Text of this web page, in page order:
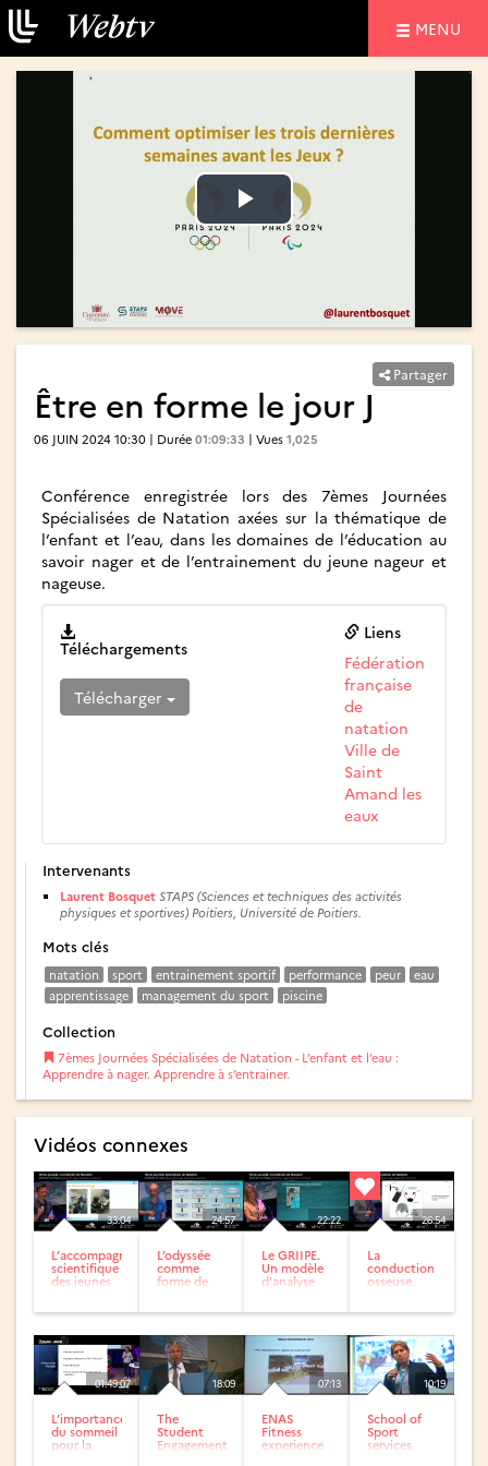
MENU
Lire
vidéo
Lire
vidéo
Partager
Être en forme le jour J
06 JUIN 2024 10:30 | Durée 01:09:33 | Vues 1,025
Conférence enregistrée lors des 7èmes Journées
Spécialisées de Natation axées sur la thématique de
l’enfant et l’eau, dans les domaines de l’éducation au
savoir nager et de l’entrainement du jeune nageur et
nageuse.
Téléchargements
Télécharger
Liens
Fédération
française
de
natation
Ville de
Saint
Amand les
eaux
Intervenants
Laurent Bosquet STAPS (Sciences et techniques des activités
physiques et sportives) Poitiers, Université de Poitiers.
Mots clés
natation sport entrainement sportif performance peur
eau
apprentissage
management du sport piscine
Collection
7èmes Journées Spécialisées de Natation - L’enfant et l’eau :
Apprendre à nager. Apprendre à s’entrainer.
Vidéos connexes
33:04
L’accompagnement
scientifique
des jeunes
24:57
L’odyssée
comme
forme de
vitesse
22:22
Le GRIIPE.
Un modèle
d’analyse
natation.
26:54
La
conduction
osseuse.
du
progrès...
01:49:07
L’importance
du sommeil
pour la
18:09
The
Student
Engagement
07:13
ENAS
Fitness
experience
10:19
School of
Sport
services